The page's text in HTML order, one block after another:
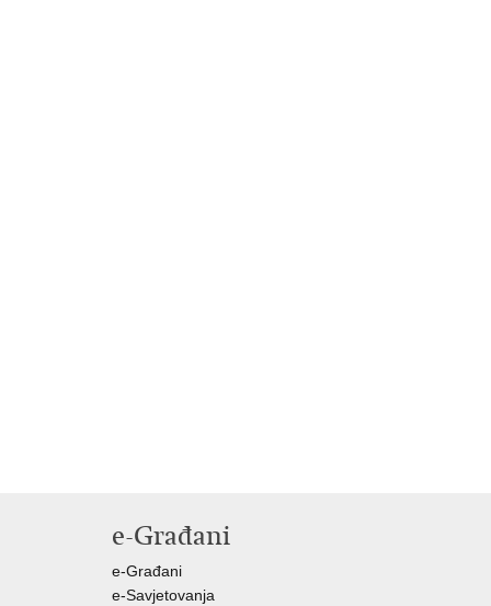
e-Građani
e-Građani
e-Savjetovanja